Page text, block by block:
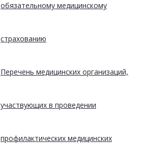
обязательному медицинскому
страхованию
Перечень медицинских организаций,
участвующих в проведении
профилактических медицинских